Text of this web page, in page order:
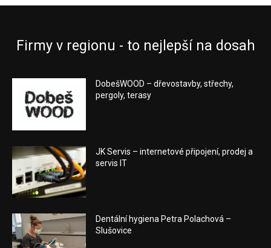
Firmy v regionu - to nejlepší na dosah
DobešWOOD – dřevostavby, střechy,
pergoly, terasy
JK Servis – internetové připojení, prodej a
servis IT
Dentální hygiena Petra Polachová –
Slušovice